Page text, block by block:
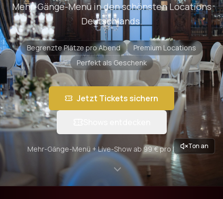
Ton an
Mehr-Gänge-Menü in den schönsten Locations
Deutschlands.
Begrenzte Plätze pro Abend
Premium Locations
Perfekt als Geschenk
Jetzt Tickets sichern
Mehr-Gänge-Menü + Live-Show ab 99 € pro Person